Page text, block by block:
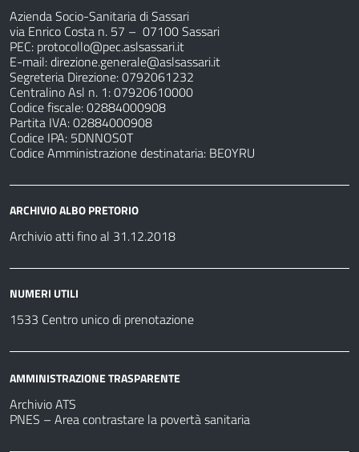
Azienda Socio-Sanitaria di Sassari
via Enrico Costa n. 57 – 07100 Sassari
PEC: protocollo@pec.aslsassari.it
E-mail:direzione.generale@aslsassari.it
Segreteria Direzione: 0792061232
Centralino Asl n. 1: 07920610000
Codice fiscale: 02884000908
Partita IVA: 02884000908
Codice IPA: 5DNNOS0T
Codice Amministrazione destinataria: BE0YRU
ARCHIVIO ALBO PRETORIO
Archivio atti fino al 31.12.2018
NUMERI UTILI
1533 Centro unico di prenotazione
AMMINISTRAZIONE TRASPARENTE
Archivio ATS
PNES – Area contrastare la povertà sanitaria